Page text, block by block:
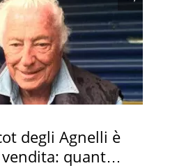
degli Agnelli è
quanto